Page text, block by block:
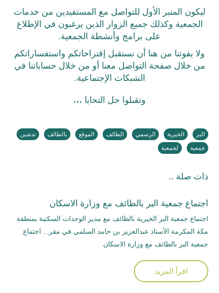
ليكون المنبر الأول للتواصل مع المستفيدين من خدمات
الجمعية وكذلك جميع الزوار الذين يرغبون في الإطلاع
على برامج وأنشطة الجمعية.
ولا يفوتنا من هنا أن نستقبل إقتراحاتكم واستفساراتكم
من خلال صفحة التواصل معنا أو من خلال حساباتنا في
الشبكات الإجتماعية.
وتقبلوا جل التحايا ،،،
البر الخيرية الرسمي الطائف الموقع بالطائف
تدشين
جمعية
لجمعية
ذات صلة ..
اجتماع جمعية البر بالطائف مع وزارة الاسكان
اجتماع جمعية البر الخيرية بالطائف مع مدير الوحدات السكنية بمنطقة
مكة المكرمة الأستاذ عبدالعزيز بن حامد السلمي في مقر... اجتماع
جمعية البر بالطائف مع وزارة الاسكان
اقرأ المزيد